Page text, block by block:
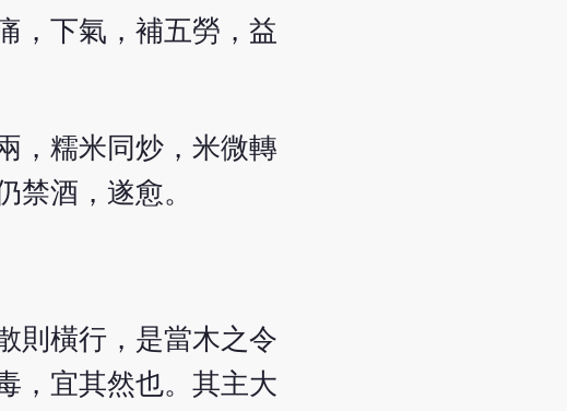
，下氣，補五勞，益
，糯米同炒，米微轉
酒，遂愈。
則橫行，是當木之令
，宜其然也。其主大